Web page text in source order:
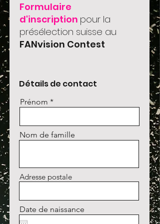
Formulaire
d'inscription pour la
présélection suisse au
FANvision Contest
Détails de contact
Prénom
Nom de famille
Adresse postale
Date de naissance